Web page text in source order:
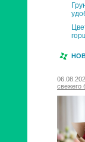
свежего